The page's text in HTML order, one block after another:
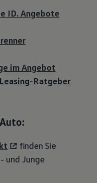
ID. Angebote
im Angebot
Leasing-Ratgeber
finden Sie
und Junge